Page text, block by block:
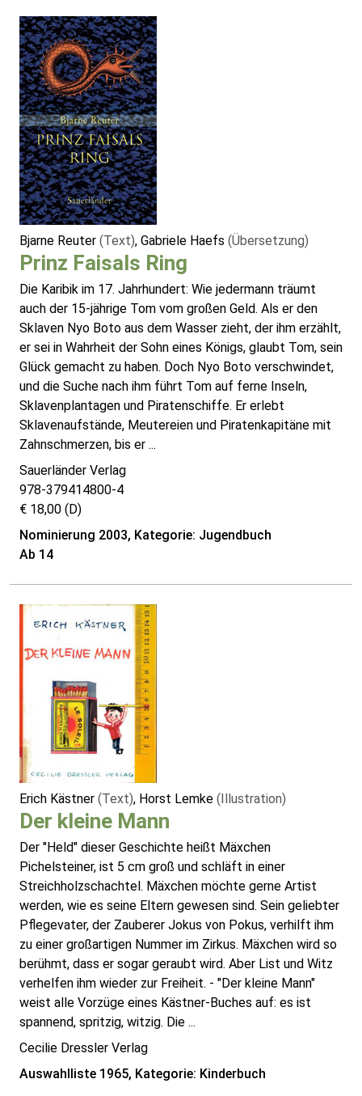
Bjarne Reuter (Text), Gabriele Haefs (Übersetzung)
Prinz Faisals Ring
Die Karibik im 17. Jahrhundert: Wie jedermann träumt
auch der 15-jährige Tom vom großen Geld. Als er den
Sklaven Nyo Boto aus dem Wasser zieht, der ihm erzählt,
er sei in Wahrheit der Sohn eines Königs, glaubt Tom, sein
Glück gemacht zu haben. Doch Nyo Boto verschwindet,
und die Suche nach ihm führt Tom auf ferne Inseln,
Sklavenplantagen und Piratenschiffe. Er erlebt
Sklavenaufstände, Meutereien und Piratenkapitäne mit
Zahnschmerzen, bis er ...
Sauerländer Verlag
978-379414800-4
€ 18,00 (D)
Nominierung 2003, Kategorie: Jugendbuch
Ab 14
Erich Kästner (Text), Horst Lemke (Illustration)
Der kleine Mann
Der "Held" dieser Geschichte heißt Mäxchen
Pichelsteiner, ist 5 cm groß und schläft in einer
Streichholzschachtel. Mäxchen möchte gerne Artist
werden, wie es seine Eltern gewesen sind. Sein geliebter
Pflegevater, der Zauberer Jokus von Pokus, verhilft ihm
zu einer großartigen Nummer im Zirkus. Mäxchen wird so
berühmt, dass er sogar geraubt wird. Aber List und Witz
verhelfen ihm wieder zur Freiheit. - "Der kleine Mann"
weist alle Vorzüge eines Kästner-Buches auf: es ist
spannend, spritzig, witzig. Die ...
Cecilie Dressler Verlag
Auswahlliste 1965, Kategorie: Kinderbuch